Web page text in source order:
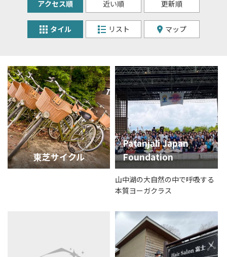
アクセス順 近い順 更新順
タイル リスト マップ
東芝サイクル
Patanjali Japan
Foundation
山中湖の大自然の中で呼吸する
本質ヨーガクラス